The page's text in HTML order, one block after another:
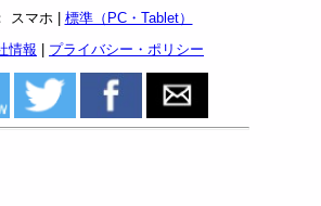
スマホ | 標準（PC・Tablet）
情報
プライバシー・ポリシー